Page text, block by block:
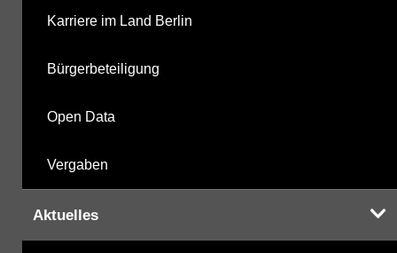
Karriere im Land Berlin
Bürgerbeteiligung
Open Data
Vergaben
Aktuelles